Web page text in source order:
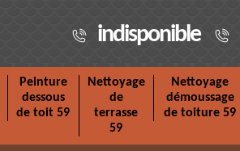
indisponible
Peinture
dessous
de toit 59
Nettoyage
de
terrasse
59
Nettoyage
démoussage
de toiture 59